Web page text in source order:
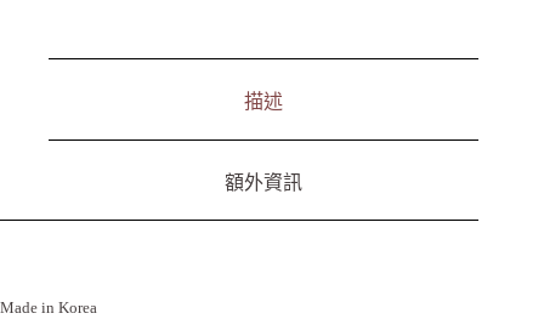
描述
額外資訊
Made in Korea